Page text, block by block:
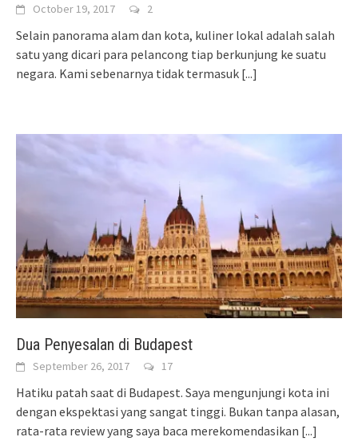
October 19, 2017 2
Selain panorama alam dan kota, kuliner lokal adalah salah
satu yang dicari para pelancong tiap berkunjung ke suatu
negara. Kami sebenarnya tidak termasuk [...]
Dua Penyesalan di Budapest
September 26, 2017 17
Hatiku patah saat di Budapest. Saya mengunjungi kota ini
dengan ekspektasi yang sangat tinggi. Bukan tanpa alasan,
rata-rata review yang saya baca merekomendasikan [...]